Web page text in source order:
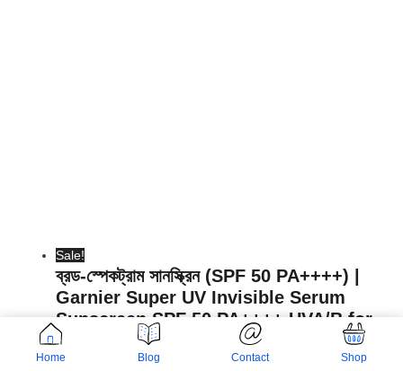
Home Blog Contact Shop
Sale!
ব্রড-স্পেকট্রাম সানস্ক্রিন (SPF 50 PA++++) |
Garnier Super UV Invisible Serum
Sunscreen SPF 50 PA++++ UVA/B for
Broad Spectrum